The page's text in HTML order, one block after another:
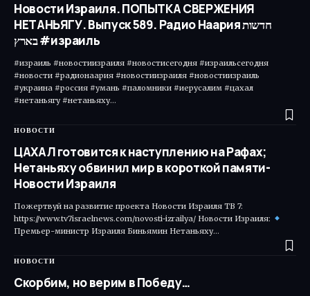
Новости Израиля. ПОПЫТКА СВЕРЖЕНИЯ
НЕТАНЬЯГУ. Выпуск 589. Радио Наария חדשות
בארץ #израиль
#израиль #новостиизраиля #новостисегодня #израильсегодня
#новости #радионаария #новостиизраиля #новостиизраиль
#украина #россия #умань #паломники #иерусалим #цахал
#нетаньягу #нетаньяху…
НОВОСТИ
ЦАХАЛ готовится к наступлению на Рафах;
Нетаньяху обвинил мир в короткой памяти-
Новости Израиля
Пожертвуй на развитие проекта Новости Израиля ТВ 7:
https://www.tv7israelnews.com/novosti-izrailya/ Новости Израиля:
Премьер-министр Израиля Биньямин Нетаньяху…
НОВОСТИ
Скорбим, но верим в Победу…